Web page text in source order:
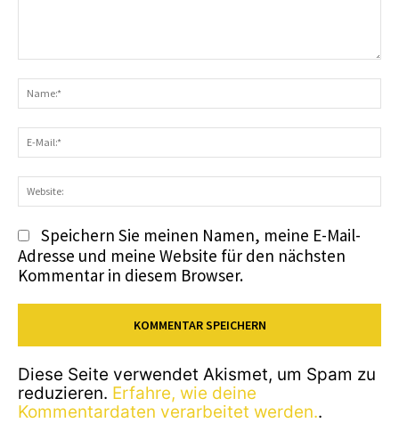
Speichern Sie meinen Namen, meine E-Mail-
Adresse und meine Website für den nächsten
Kommentar in diesem Browser.
Diese Seite verwendet Akismet, um Spam zu
reduzieren. Erfahre, wie deine
Kommentardaten verarbeitet werden..